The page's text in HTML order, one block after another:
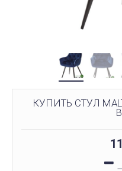
КУПИТЬ СТУЛ